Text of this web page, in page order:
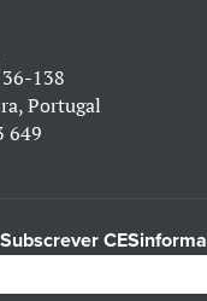
138
Portugal
649
Subscrever CESinforma